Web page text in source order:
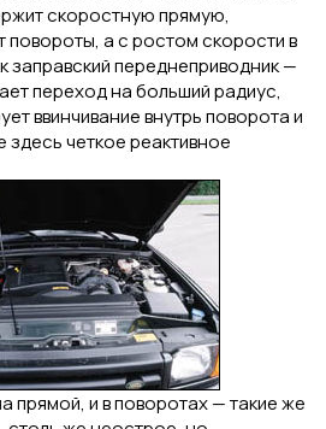
скоростную прямую,
повороты, а с ростом скорости в
заправский переднеприводник —
переход на больший радиус,
ввинчивание внутрь поворота и
здесь четкое реактивное
прямой, и в поворотах — такие же